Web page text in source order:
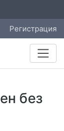
Регистрация
без